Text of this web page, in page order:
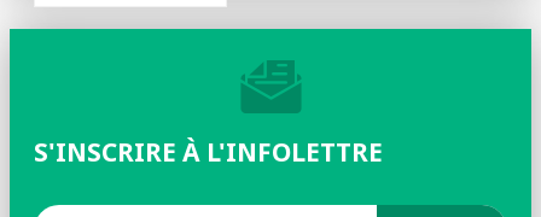
S'INSCRIRE À L'INFOLETTRE